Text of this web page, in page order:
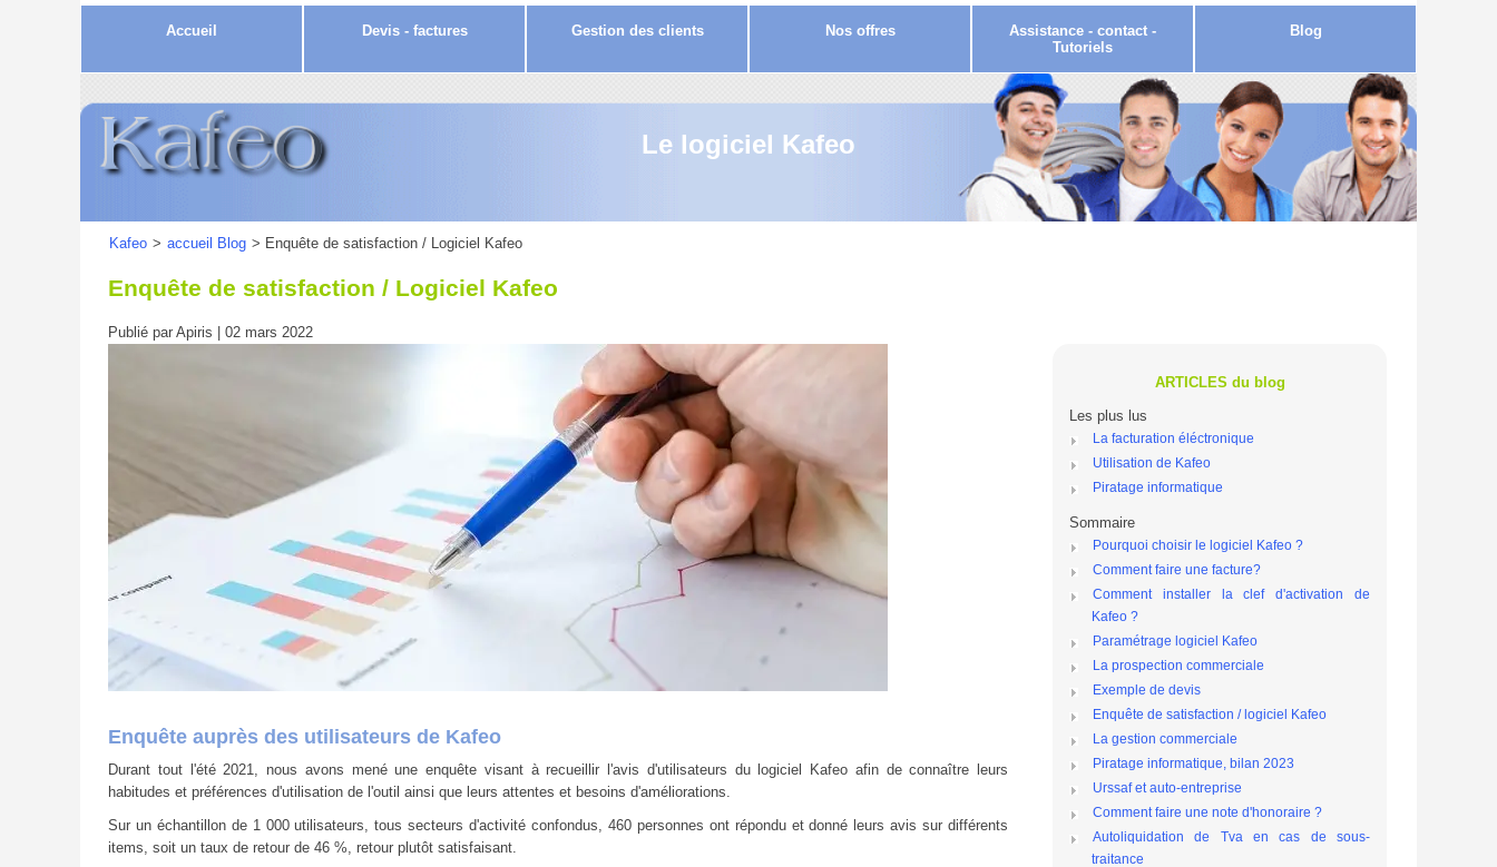
Accueil Devis - factures Gestion des clients Nos offres
Assistance - contact -
Tutoriels
Blog
Le logiciel Kafeo
Kafeo > accueil Blog > Enquête de satisfaction / Logiciel Kafeo
Enquête de satisfaction / Logiciel Kafeo
Publié par Apiris | 02 mars 2022
ARTICLES du blog
Les plus lus
La facturation éléctronique
Utilisation de Kafeo
Piratage informatique
Sommaire
Pourquoi choisir le logiciel Kafeo ?
Comment faire une facture?
Comment installer la clef d'activation de
Kafeo ?
Paramétrage logiciel Kafeo
La prospection commerciale
Exemple de devis
Enquête de satisfaction / logiciel Kafeo
La gestion commerciale
Piratage informatique, bilan 2023
Urssaf et auto-entreprise
Comment faire une note d'honoraire ?
Autoliquidation de Tva en cas de sous-
traitance
Enquête auprès des utilisateurs de Kafeo
Durant tout l'été 2021, nous avons mené une enquête visant à recueillir l'avis d'utilisateurs du logiciel Kafeo afin de connaître leurs
habitudes et préférences d'utilisation de l'outil ainsi que leurs attentes et besoins d'améliorations.
Sur un échantillon de 1 000 utilisateurs, tous secteurs d'activité confondus, 460 personnes ont répondu et donné leurs avis sur différents
items, soit un taux de retour de 46 %, retour plutôt satisfaisant.